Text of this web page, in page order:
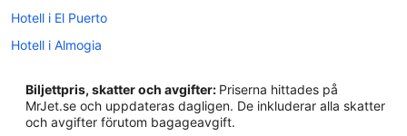
Hotell i El Puerto
Hotell i Almogia
Hotell i Benajarafe
Hotell i Benalmádena Costa
Biljettpris, skatter och avgifter: Priserna hittades på
MrJet.se och uppdateras dagligen. De inkluderar alla skatter
och avgifter förutom bagageavgift.